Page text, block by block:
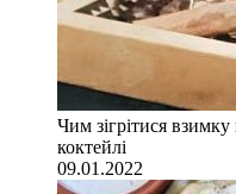
Чим зігрітися
коктейлі
09.01.2022